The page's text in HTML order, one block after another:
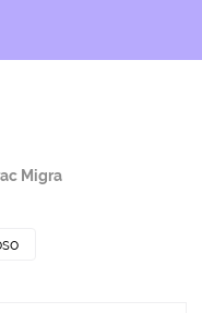
Migra